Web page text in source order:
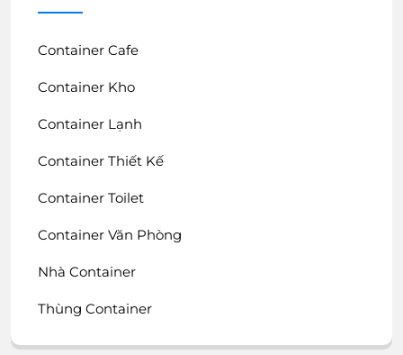
Container Cafe
Container Kho
Container Lạnh
Container Thiết Kế
Container Toilet
Container Văn Phòng
Nhà Container
Thùng Container